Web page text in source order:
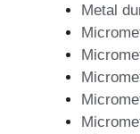
Metal